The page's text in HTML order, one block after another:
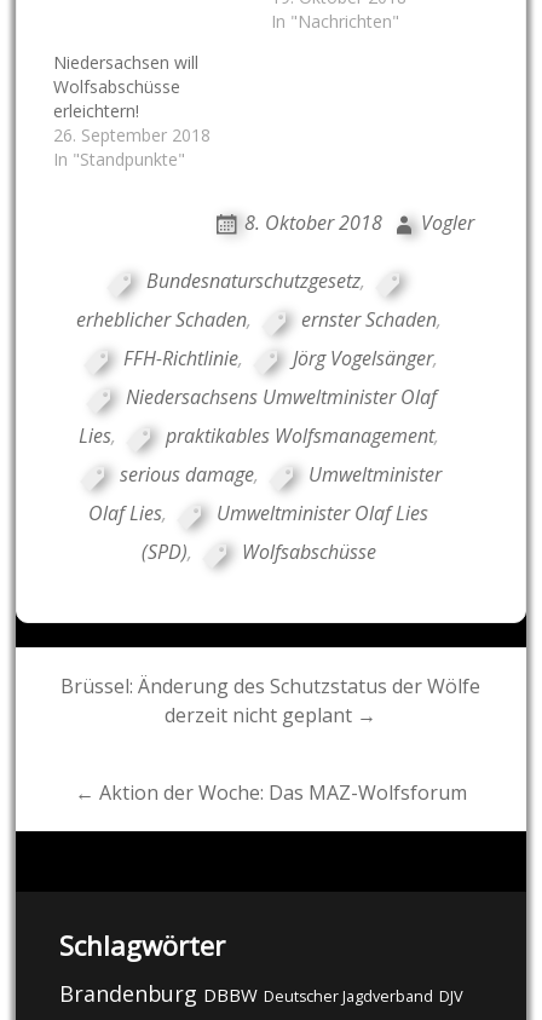
In "Nachrichten"
Niedersachsen will
Wolfsabschüsse
erleichtern!
26. September 2018
In "Standpunkte"
8. Oktober 2018 Vogler
Bundesnaturschutzgesetz,
erheblicher Schaden, ernster Schaden,
FFH-Richtlinie, Jörg Vogelsänger,
Niedersachsens Umweltminister Olaf
Lies, praktikables Wolfsmanagement,
serious damage,
Umweltminister
Olaf Lies,
Umweltminister Olaf Lies
(SPD), Wolfsabschüsse
Post
navigation
Brüssel: Änderung des Schutzstatus der Wölfe
derzeit nicht geplant →
← Aktion der Woche: Das MAZ-Wolfsforum
Schlagwörter
Brandenburg DBBW Deutscher Jagdverband DJV